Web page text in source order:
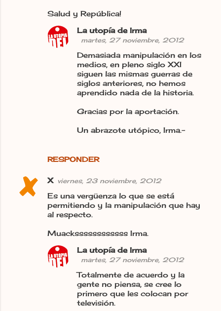
Salud y República!
RESPONDER
La utopía de Irma
martes, 27 noviembre, 2012
Demasiada manipulación en los
medios, en pleno siglo XXI
siguen las mismas guerras de
siglos anteriores, no hemos
aprendido nada de la historia.
Gracias por la aportación.
Un abrazote utópico, Irma.-
X viernes, 23 noviembre, 2012
Es una vergüenza lo que se está
permitiendo y la manipulación que hay
al respecto.
Muackssssssssssss Irma.
La utopía de Irma
martes, 27 noviembre, 2012
Totalmente de acuerdo y la
gente no piensa, se cree lo
primero que les colocan por
televisión.